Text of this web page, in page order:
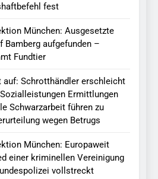
fest
München: Ausgesetzte
Bamberg aufgefunden –
Fundtier
auf: Schrotthändler erschleicht
Ermittlungen
Schwarzarbeit führen zu
wegen Betrugs
München: Europaweit
einer kriminellen Vereinigung
vollstreckt